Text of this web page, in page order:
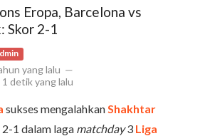
Eropa, Barcelona vs
Skor 2-1
yang lalu —
1 detik yang lalu
sukses mengalahkan Shakhtar
1 dalam laga matchday3 Liga